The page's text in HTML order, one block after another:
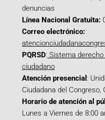
denuncias
Línea Nacional Gratuita:
Correo electrónico:
PQRSD: Sistema derecho
ciudadano
Atención presencial :
Ciudadana del
Horario de atención al
Lunes a Viernes de 8:00